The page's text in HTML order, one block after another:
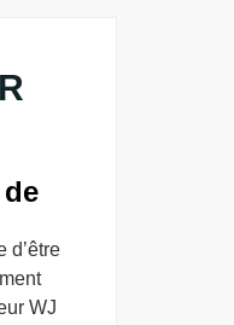
d’être
WJ